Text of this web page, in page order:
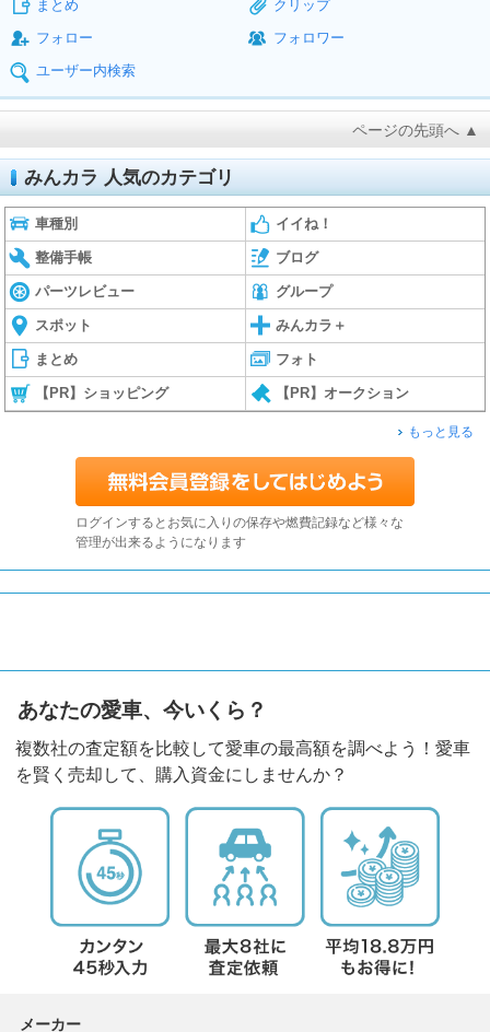
まとめ
クリップ
フォロー
フォロワー
ユーザー内検索
ページの先頭へ ▲
みんカラ 人気のカテゴリ
車種別 イイね！
整備手帳 ブログ
パーツレビュー グループ
スポット みんカラ＋
まとめ フォト
【PR】ショッピング 【PR】オークション
もっと見る
ログインするとお気に入りの保存や燃費記録など様々な
管理が出来るようになります
あなたの愛車、今いくら？
複数社の査定額を比較して愛車の最高額を調べよう！愛車
を賢く売却して、購入資金にしませんか？
メーカー